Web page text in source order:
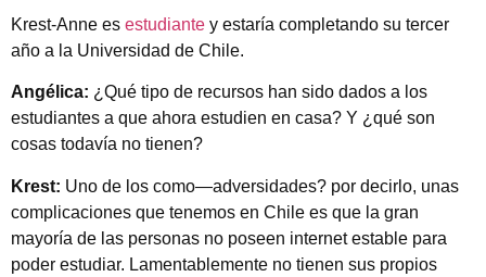
Krest-Anne es estudiante y estaría completando su tercer
año a la Universidad de Chile.
Angélica: ¿Qué tipo de recursos han sido dados a los
estudiantes a que ahora estudien en casa? Y ¿qué son
cosas todavía no tienen?
Krest: Uno de los como—adversidades? por decirlo, unas
complicaciones que tenemos en Chile es que la gran
mayoría de las personas no poseen internet estable para
poder estudiar. Lamentablemente no tienen sus propios